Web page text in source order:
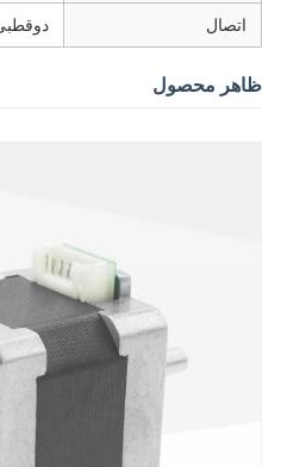
اتصال دوقطبی
ظاهر محصول